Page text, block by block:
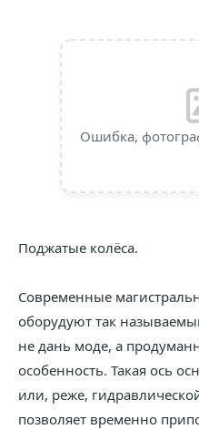
Ошибка,
Поджатые колёса.
Современные
оборудуют так
не дань моде, а
особенность. Такая ось
или, реже,
позволяет временно